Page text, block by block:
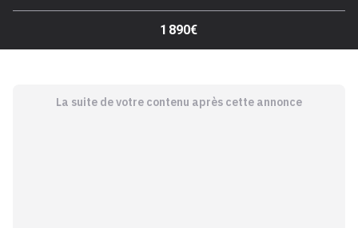
1 890€
La suite de votre contenu après cette annonce